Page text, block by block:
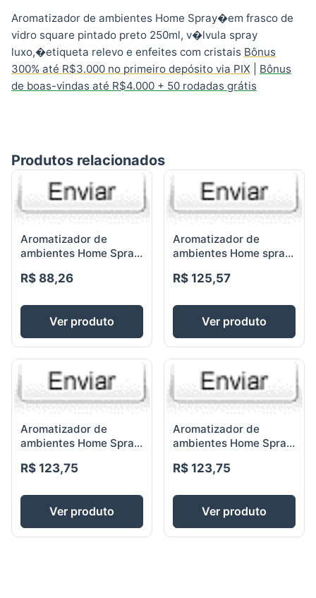
Aromatizador de ambientes Home Spray�em frasco de
vidro square pintado preto 250ml, v�lvula spray
luxo,�etiqueta relevo e enfeites com cristais Bônus
300% até R$3.000 no primeiro depósito via PIX
Bônus
de boas-vindas até R$4.000 + 50 rodadas grátis
Produtos relacionados
Aromatizador de
ambientes Home Spray
250ml
R$ 88,26
Ver produto
Aromatizador de
ambientes Home spray
azul 250ml
R$ 125,57
Ver produto
Aromatizador de
ambientes Home Spray
fosco com pintura
R$ 123,75
Ver produto
Aromatizador de
ambientes Home Spray
brilho 250ml -
R$ 123,75
Ver produto